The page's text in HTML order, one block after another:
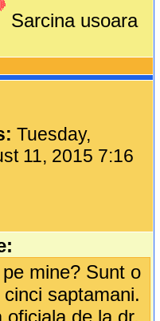
Sarcina usoara
Tuesday,
11, 2015 7:16
mine? Sunt o
saptamani.